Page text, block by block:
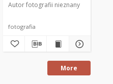
Autor fotografii nieznany
fotografia
More